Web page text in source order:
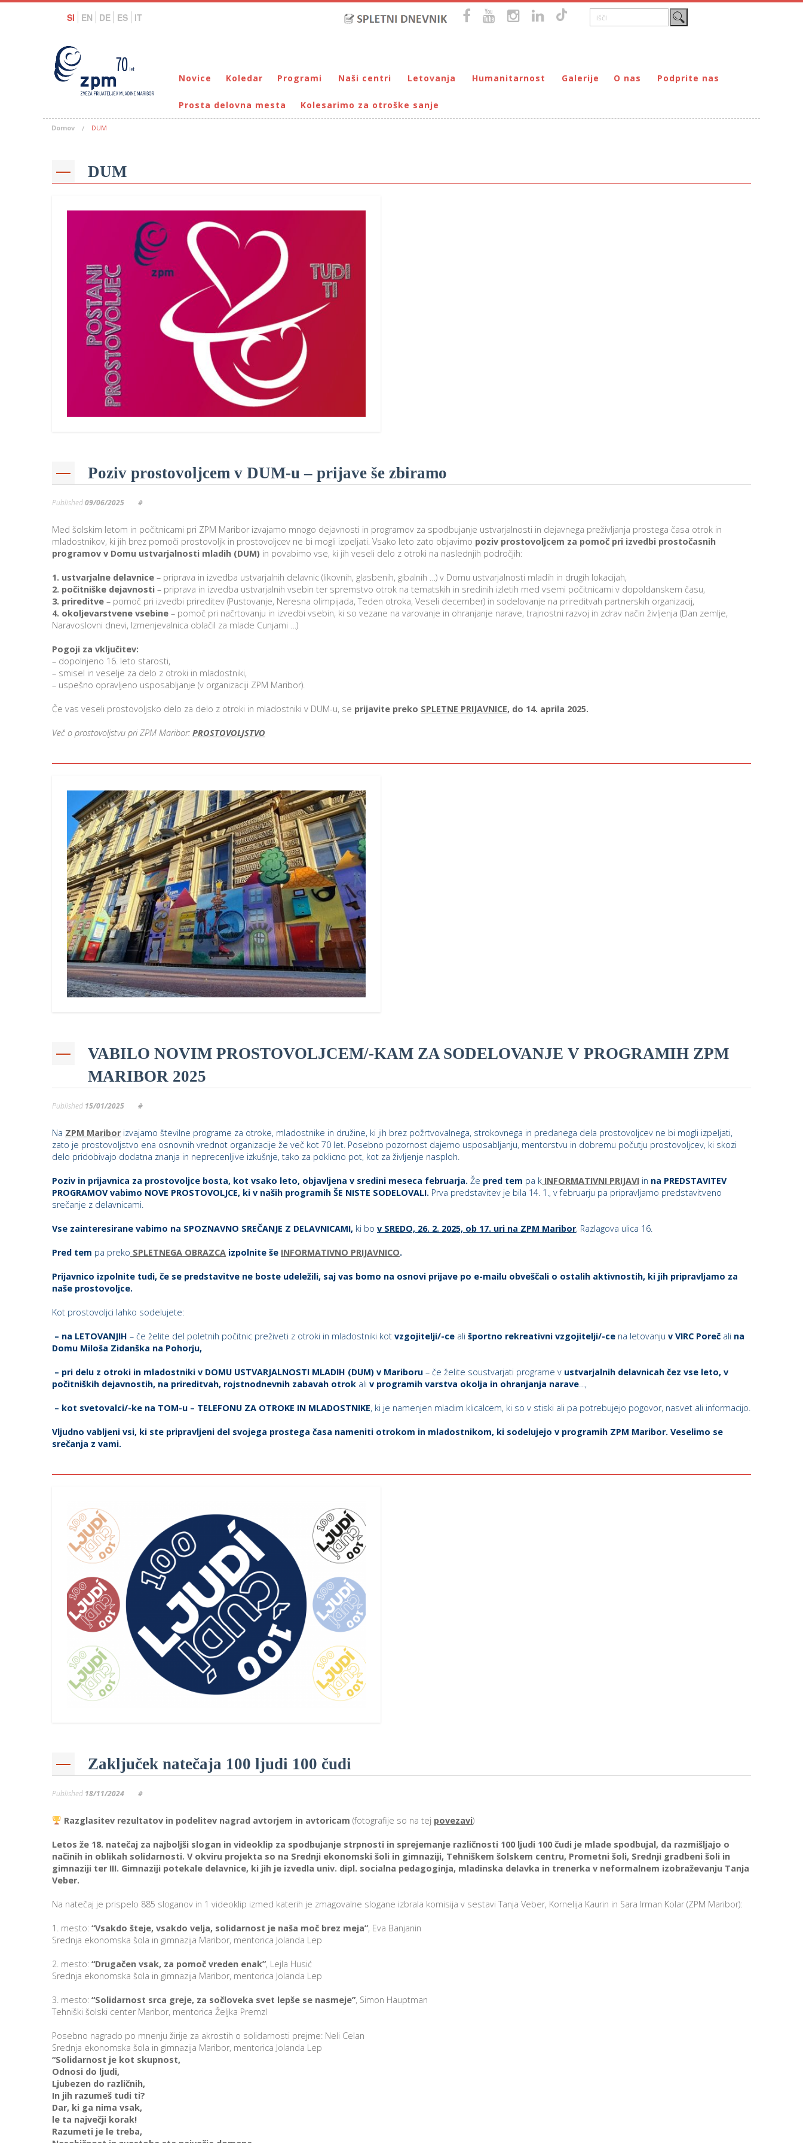
SI EN DE ES IT
Novice Koledar Programi
Bralna značka
Eko programi
Otroški parlament
Prireditve / Pust, Teden otroka, dedek Mraz …
Prostovoljstvo
Rojstni dan s prijatelji
TOM – telefon za otroke in mladostnike
Ustvarjalne delavnice
Soba pobega – Prepih v labirintu
Povezani za ljudi
Naši centri
DUM Maribor
VIRC Poreč
Letovanja
Letovanje – VIRC Poreč
Letovanje – DMZ na Pohorju
Humanitarnost
Dohodnina – Društvo prijateljev mladine Maribor
Galerije O nas
Poslanstvo
Podprite nas
DONIRAJ – za pravne osebe
Prosta delovna mesta Kolesarimo za otroške sanje
Domov DUM
DUM
Poziv prostovoljcem v DUM-u – prijave še zbiramo
Published09/06/2025 #
Med šolskim letom in počitnicami pri ZPM Maribor izvajamo mnogo dejavnosti in programov za spodbujanje ustvarjalnosti in dejavnega preživljanja prostega časa otrok in
mladostnikov, ki jih brez pomoči prostovoljk in prostovoljcev ne bi mogli izpeljati. Vsako leto zato objavimo poziv prostovoljcem za pomoč pri izvedbi prostočasnih
programov v Domu ustvarjalnosti mladih (DUM) in povabimo vse, ki jih veseli delo z otroki na naslednjih področjih:
1. ustvarjalne delavnice – priprava in izvedba ustvarjalnih delavnic (likovnih, glasbenih, gibalnih …) v Domu ustvarjalnosti mladih in drugih lokacijah,
2. počitniške dejavnosti – priprava in izvedba ustvarjalnih vsebin ter spremstvo otrok na tematskih in sredinih izletih med vsemi počitnicami v dopoldanskem času,
3. prireditve – pomoč pri izvedbi prireditev (Pustovanje, Neresna olimpijada, Teden otroka, Veseli december) in sodelovanje na prireditvah partnerskih organizacij,
4. okoljevarstvene vsebine – pomoč pri načrtovanju in izvedbi vsebin, ki so vezane na varovanje in ohranjanje narave, trajnostni razvoj in zdrav način življenja (Dan zemlje,
Naravoslovni dnevi, Izmenjevalnica oblačil za mlade Cunjami …)
Pogoji za vključitev:
– dopolnjeno 16. leto starosti,
– smisel in veselje za delo z otroki in mladostniki,
– uspešno opravljeno usposabljanje (v organizaciji ZPM Maribor).
Če vas veseli prostovoljsko delo za delo z otroki in mladostniki v DUM-u, se prijavite preko SPLETNE PRIJAVNICE, do 14. aprila 2025.
Več o prostovoljstvu pri ZPM Maribor: PROSTOVOLJSTVO
VABILO NOVIM PROSTOVOLJCEM/-KAM ZA SODELOVANJE V PROGRAMIH ZPM
MARIBOR 2025
Published 15/01/2025 #
Na ZPM Maribor izvajamo številne programe za otroke, mladostnike in družine, ki jih brez požrtvovalnega, strokovnega in predanega dela prostovoljcev ne bi mogli izpeljati,
zato je prostovoljstvo ena osnovnih vrednot organizacije že več kot 70 let. Posebno pozornost dajemo usposabljanju, mentorstvu in dobremu počutju prostovoljcev, ki skozi
delo pridobivajo dodatna znanja in neprecenljive izkušnje, tako za poklicno pot, kot za življenje nasploh.
Poziv in prijavnica za prostovoljce bosta, kot vsako leto, objavljena v sredini meseca februarja. Že pred tem pa k INFORMATIVNI PRIJAVI in na PREDSTAVITEV
PROGRAMOV vabimo NOVE PROSTOVOLJCE, ki v naših programih ŠE NISTE SODELOVALI. Prva predstavitev je bila 14. 1., v februarju pa pripravljamo predstavitveno
srečanje z delavnicami.
Vse zainteresirane vabimo na SPOZNAVNO SREČANJE Z DELAVNICAMI, ki bo v SREDO, 26. 2. 2025, ob 17. uri na ZPM Maribor, Razlagova ulica 16.
Pred tem pa preko SPLETNEGA OBRAZCA izpolnite še INFORMATIVNO PRIJAVNICO.
Prijavnico izpolnite tudi, če se predstavitve ne boste udeležili, saj vas bomo na osnovi prijave po e-mailu obveščali o ostalih aktivnostih, ki jih pripravljamo za
naše prostovoljce.
Kot prostovoljci lahko sodelujete:
– na LETOVANJIH – če želite del poletnih počitnic preživeti z otroki in mladostniki kot vzgojitelji/-ce ali športno rekreativni vzgojitelji/-ce na letovanju v VIRC Poreč ali na
Domu Miloša Zidanška na Pohorju,
– pri delu z otroki in mladostniki v DOMU USTVARJALNOSTI MLADIH (DUM) v Mariboru – če želite soustvarjati programe v ustvarjalnih delavnicah čez vse leto, v
počitniških dejavnostih, na prireditvah, rojstnodnevnih zabavah otrok ali v programih varstva okolja in ohranjanja narave…,
– kot svetovalci/-ke na TOM-u – TELEFONU ZA OTROKE IN MLADOSTNIKE, ki je namenjen mladim klicalcem, ki so v stiski ali pa potrebujejo pogovor, nasvet ali informacijo.
Vljudno vabljeni vsi, ki ste pripravljeni del svojega prostega časa nameniti otrokom in mladostnikom, ki sodelujejo v programih ZPM Maribor. Veselimo se
srečanja z vami.
Zaključek natečaja 100 ljudi 100 čudi
Published 18/11/2024 #
Razglasitev rezultatov in podelitev nagrad avtorjem in avtoricam (fotografije so na tej povezavi)
Letos že 18. natečaj za najboljši slogan in videoklip za spodbujanje strpnosti in sprejemanje različnosti 100 ljudi 100 čudi je mlade spodbujal, da razmišljajo o
načinih in oblikah solidarnosti. V okviru projekta so na Srednji ekonomski šoli in gimnaziji, Tehniškem šolskem centru, Prometni šoli, Srednji gradbeni šoli in
gimnaziji ter III. Gimnaziji potekale delavnice, ki jih je izvedla univ. dipl. socialna pedagoginja, mladinska delavka in trenerka v neformalnem izobraževanju Tanja
Veber.
Na natečaj je prispelo 885 sloganov in 1 videoklip izmed katerih je zmagovalne slogane izbrala komisija v sestavi Tanja Veber, Kornelija Kaurin in Sara Irman Kolar (ZPM Maribor):
1. mesto: “Vsakdo šteje, vsakdo velja, solidarnost je naša moč brez meja”, Eva Banjanin
Srednja ekonomska šola in gimnazija Maribor, mentorica Jolanda Lep
2. mesto: “Drugačen vsak, za pomoč vreden enak”, Lejla Husić
Srednja ekonomska šola in gimnazija Maribor, mentorica Jolanda Lep
3. mesto: “Solidarnost srca greje, za sočloveka svet lepše se nasmeje”, Simon Hauptman
Tehniški šolski center Maribor, mentorica Željka Premzl
Posebno nagrado po mnenju žirije za akrostih o solidarnosti prejme: Neli Celan
Srednja ekonomska šola in gimnazija Maribor, mentorica Jolanda Lep
“Solidarnost je kot skupnost,
Odnosi do ljudi,
Ljubezen do različnih,
In jih razumeš tudi ti?
Dar, ki ga nima vsak,
le ta največji korak!
Razumeti je le treba,